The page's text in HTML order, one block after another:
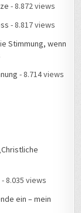
- 8.872 views
- 8.817 views
Stimmung, wenn
- 8.714 views
- 8.035 views
ein – mein